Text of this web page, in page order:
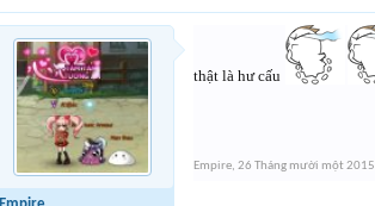
thật là hư cấu
Empire, 26 Tháng mười một 2015